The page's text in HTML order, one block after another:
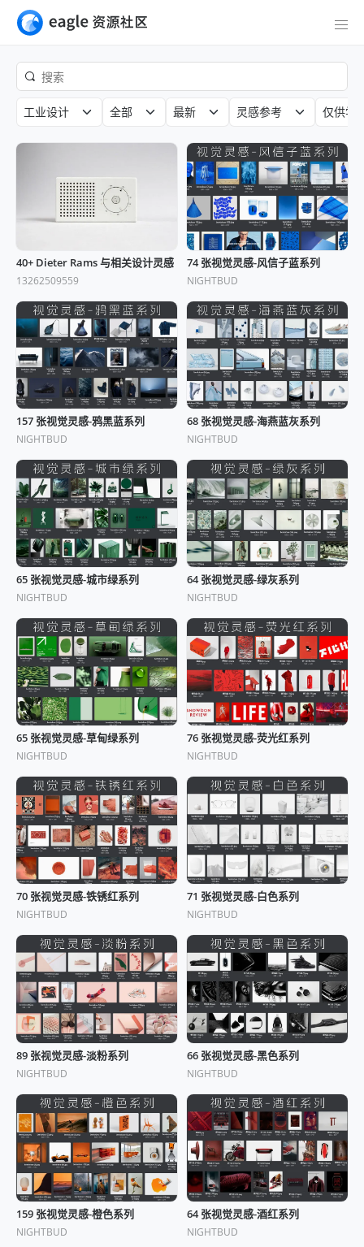
工业设计 全部 最新 灵感参考 仅供学
40+ Dieter Rams 与相关设计灵感
13262509559
74 张视觉灵感-风信子蓝系列
NIGHTBUD
157 张视觉灵感-鸦黑蓝系列
NIGHTBUD
68 张视觉灵感-海燕蓝灰系列
NIGHTBUD
65 张视觉灵感-城市绿系列
NIGHTBUD
64 张视觉灵感-绿灰系列
NIGHTBUD
65 张视觉灵感-草甸绿系列
NIGHTBUD
76 张视觉灵感-荧光红系列
NIGHTBUD
70 张视觉灵感-铁锈红系列
NIGHTBUD
71 张视觉灵感-白色系列
NIGHTBUD
89 张视觉灵感-淡粉系列
NIGHTBUD
66 张视觉灵感-黑色系列
NIGHTBUD
159 张视觉灵感-橙色系列
NIGHTBUD
64 张视觉灵感-酒红系列
NIGHTBUD